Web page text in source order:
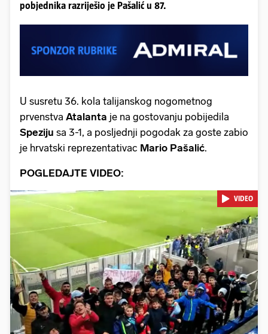
pobjednika razriješio je Pašalić u 87.
U susretu 36. kola talijanskog nogometnog
prvenstva Atalanta je na gostovanju pobijedila
Speziju sa 3-1, a posljednji pogodak za goste zabio
je hrvatski reprezentativac Mario Pašalić.
POGLEDAJTE VIDEO:
Pokretanje videa...
VIDEO